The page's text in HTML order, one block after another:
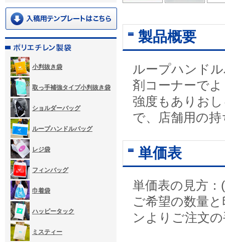
小判抜き袋
取っ手補強タイプ小判抜き袋
ショルダーバッグ
ループハンドルバッグ
レジ袋
フィンバッグ
巾着袋
ハッピータック
ミスティー
製品概要
ループハンド
剤コーナーで
強度もありお
で、店舗用の
単価表
単価表の見方
ご希望の数量
ンよりご注文